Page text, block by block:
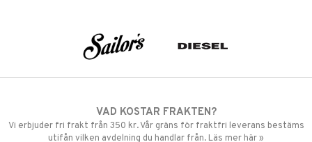
VAD KOSTAR FRAKTEN?
Vi erbjuder fri frakt från 350 kr. Vår gräns för fraktfri leverans bestäms
utifån vilken avdelning du handlar från. Läs mer här »